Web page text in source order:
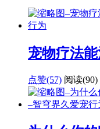
宠物疗法
点赞(57) 阅读(90)